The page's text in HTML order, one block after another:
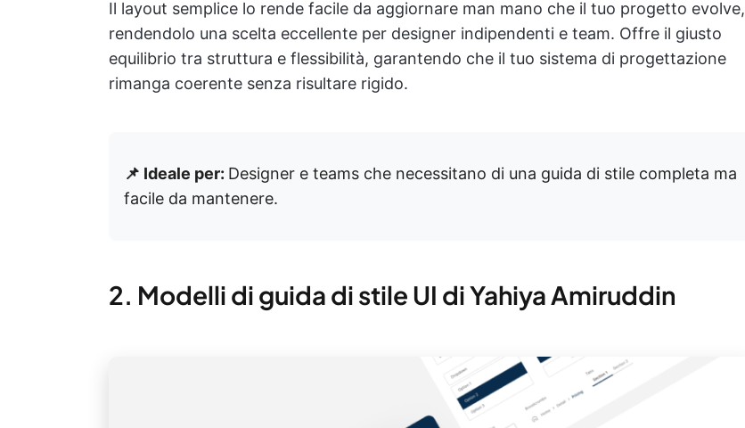
Il layout semplice lo rende facile da aggiornare man mano che il tuo progetto evolve,
rendendolo una scelta eccellente per designer indipendenti e team. Offre il giusto
equilibrio tra struttura e flessibilità, garantendo che il tuo sistema di progettazione
rimanga coerente senza risultare rigido.
📌 Ideale per: Designer e teams che necessitano di una guida di stile completa ma
facile da mantenere.
2. Modelli di guida di stile UI di Yahiya Amiruddin